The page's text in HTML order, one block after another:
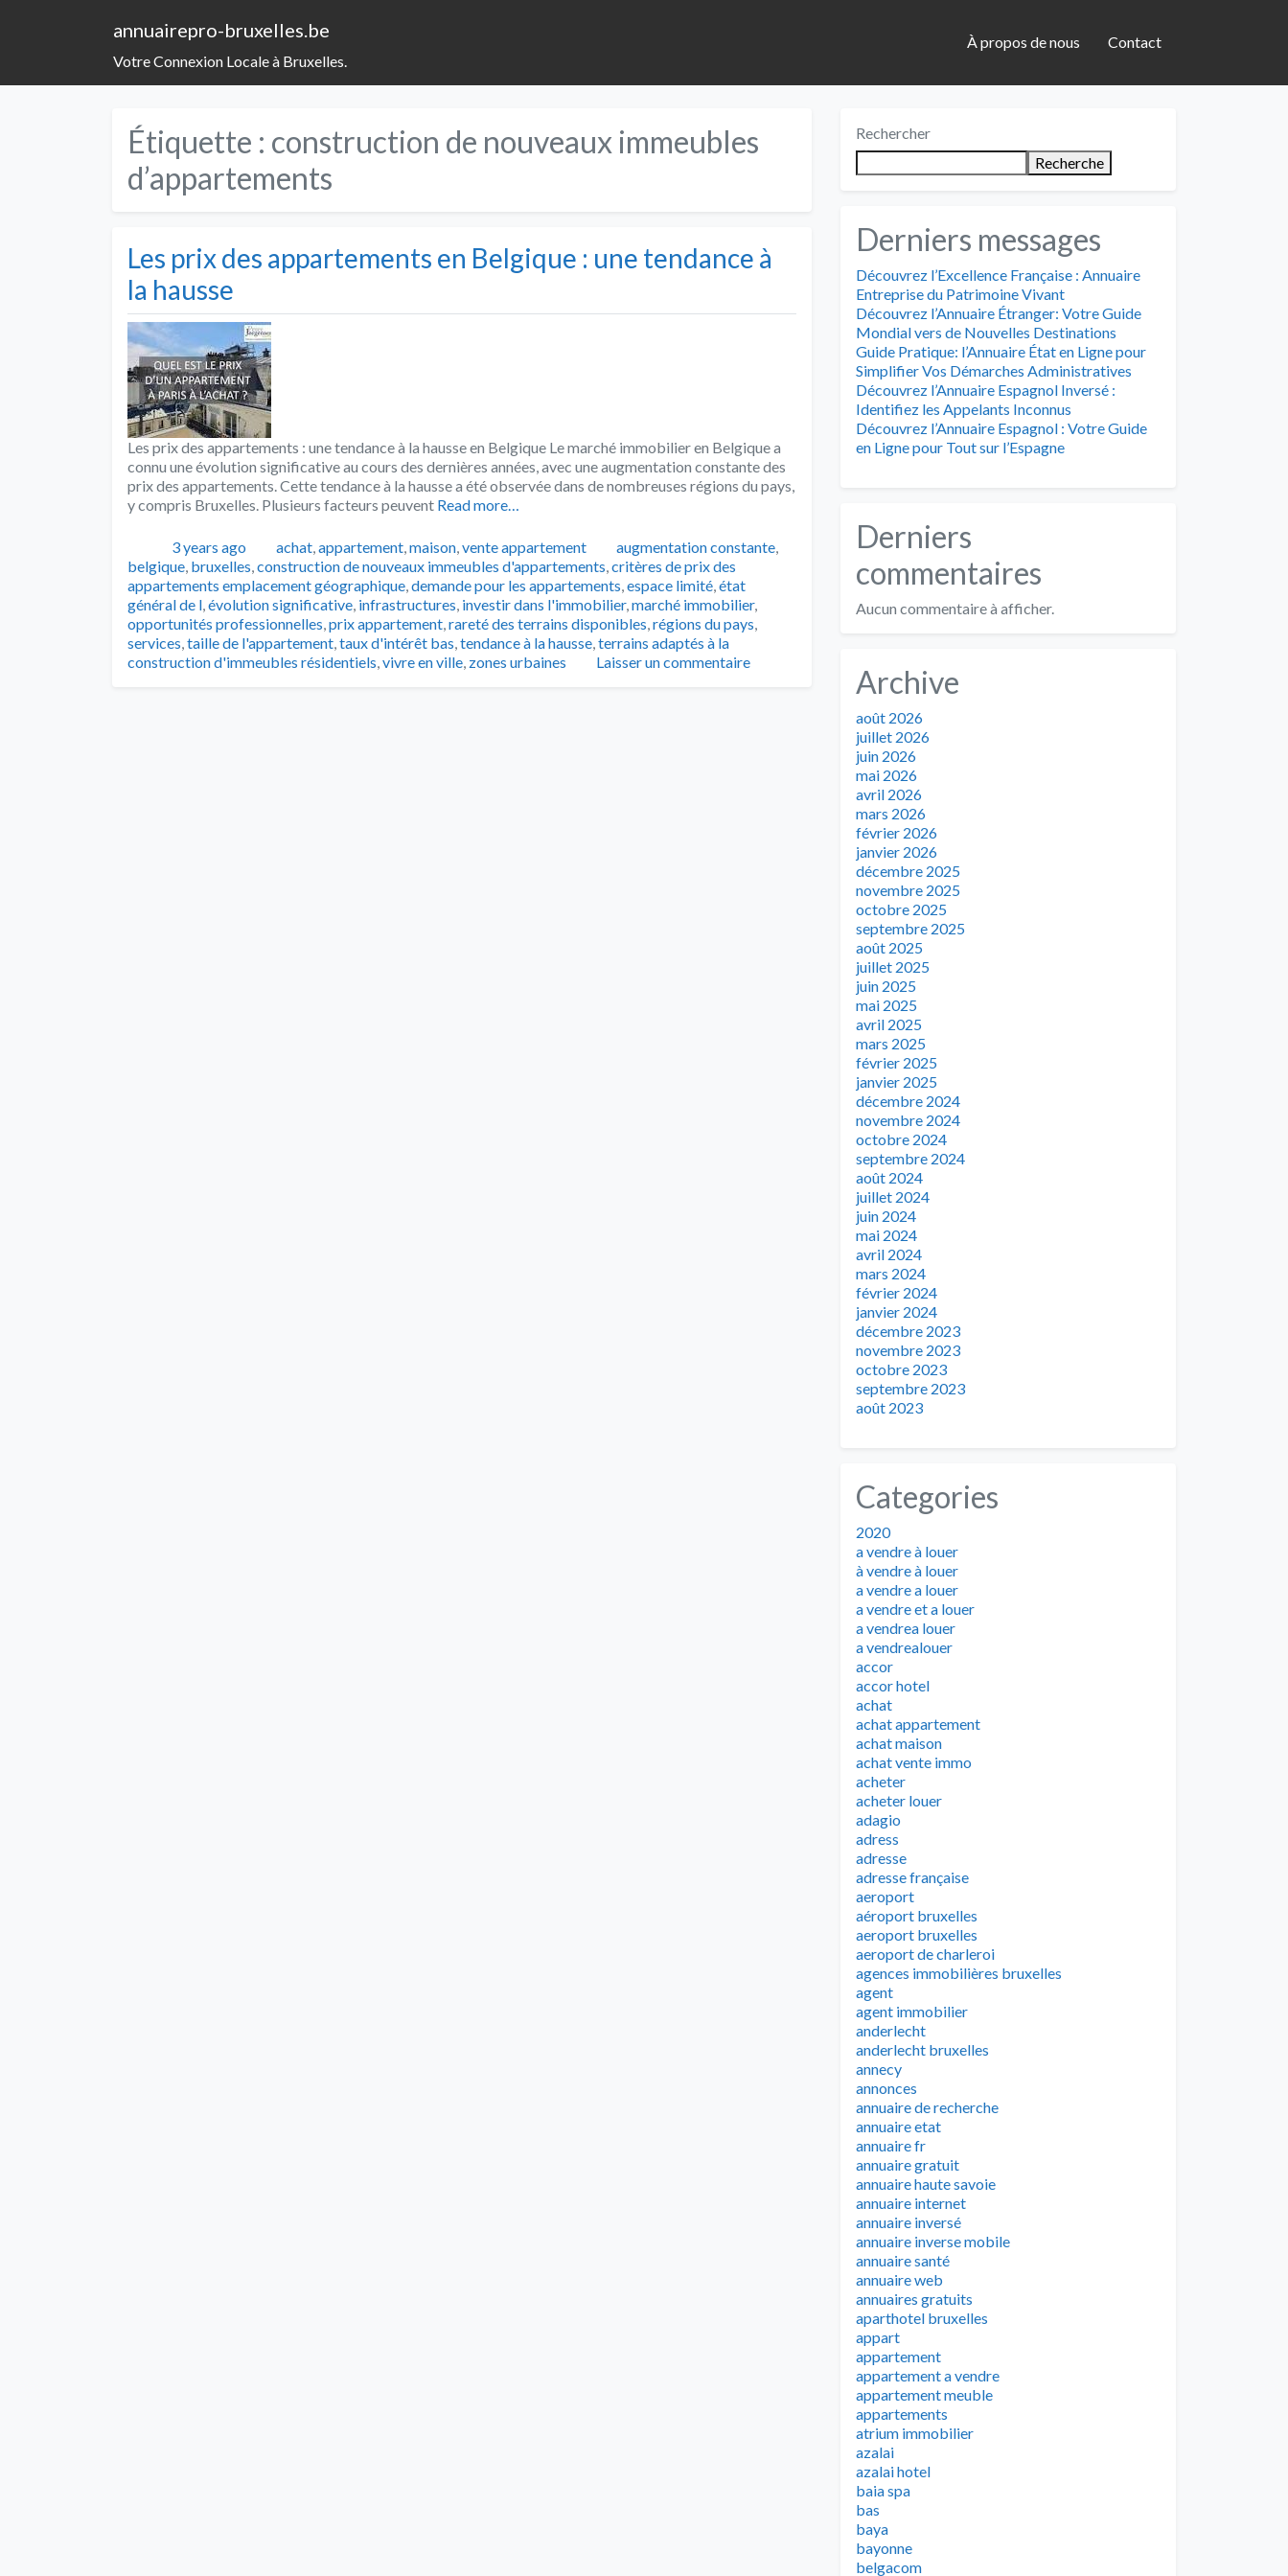
annuairepro-bruxelles.be
Votre Connexion Locale à Bruxelles.
À propos de nous Contact
Étiquette : construction de nouveaux immeubles
d’appartements
Les prix des appartements en Belgique : une tendance à
la hausse
Les prix des appartements : une tendance à la hausse en Belgique Le marché immobilier en Belgique a
connu une évolution significative au cours des dernières années, avec une augmentation constante des
prix des appartements. Cette tendance à la hausse a été observée dans de nombreuses régions du pays,
y compris Bruxelles. Plusieurs facteurs peuvent Read more…
Publié3 years ago Catégories
achat,appartement,maison,vente appartement Tags
augmentation constante,
belgique, bruxelles,construction de nouveaux immeubles d'appartements,critères de prix des
appartements emplacement géographique,demande pour les appartements,espace limité,état
général de l,évolution significative, infrastructures, investir dans l'immobilier,marché immobilier,
opportunités professionnelles,prix appartement,rareté des terrains disponibles,régions du pays,
services,taille de l'appartement,taux d'intérêt bas,tendance à la hausse,terrains adaptés à la
construction d'immeubles résidentiels,vivre en ville, zones urbaines Laisser un commentaire
Rechercher
Recherche
Derniers messages
Découvrez l’Excellence Française : Annuaire
Entreprise du Patrimoine Vivant
Découvrez l’Annuaire Étranger: Votre Guide
Mondial vers de Nouvelles Destinations
Guide Pratique: l’Annuaire État en Ligne pour
Simplifier Vos Démarches Administratives
Découvrez l’Annuaire Espagnol Inversé :
Identifiez les Appelants Inconnus
Découvrez l’Annuaire Espagnol : Votre Guide
en Ligne pour Tout sur l’Espagne
Derniers
commentaires
Aucun commentaire à afficher.
Archive
août 2026
juillet 2026
juin 2026
mai 2026
avril 2026
mars 2026
février 2026
janvier 2026
décembre 2025
novembre 2025
octobre 2025
septembre 2025
août 2025
juillet 2025
juin 2025
mai 2025
avril 2025
mars 2025
février 2025
janvier 2025
décembre 2024
novembre 2024
octobre 2024
septembre 2024
août 2024
juillet 2024
juin 2024
mai 2024
avril 2024
mars 2024
février 2024
janvier 2024
décembre 2023
novembre 2023
octobre 2023
septembre 2023
août 2023
Categories
2020
a vendre à louer
à vendre à louer
a vendre a louer
a vendre et a louer
a vendrea louer
a vendrealouer
accor
accor hotel
achat
achat appartement
achat maison
achat vente immo
acheter
acheter louer
adagio
adress
adresse
adresse française
aeroport
aéroport bruxelles
aeroport bruxelles
aeroport de charleroi
agences immobilières bruxelles
agent
agent immobilier
anderlecht
anderlecht bruxelles
annecy
annonces
annuaire de recherche
annuaire etat
annuaire fr
annuaire gratuit
annuaire haute savoie
annuaire internet
annuaire inversé
annuaire inverse mobile
annuaire santé
annuaire web
annuaires gratuits
aparthotel bruxelles
appart
appartement
appartement a vendre
appartement meuble
appartements
atrium immobilier
azalai
azalai hotel
baia spa
bas
baya
bayonne
belgacom